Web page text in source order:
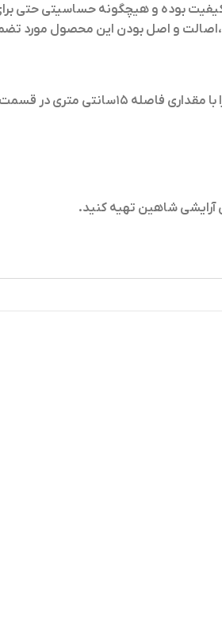
بوده و هیچگونه حساسیتی حتی
و اصل بودن این محصول مورد
جمله زیر بغل و …)اسپری نمایید.
آرایشی شاهین تهیه کنید.